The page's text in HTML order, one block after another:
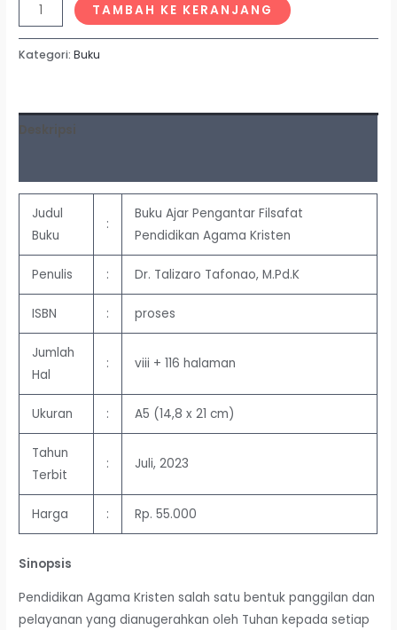
TAMBAH KE KERANJANG
Kategori:Buku
Deskripsi
Judul
Buku
:
Buku Ajar Pengantar Filsafat
Pendidikan Agama Kristen
Penulis : Dr. Talizaro Tafonao, M.Pd.K
ISBN : proses
Jumlah
Hal
: viii + 116 halaman
Ukuran : A5 (14,8 x 21 cm)
Tahun
Terbit
: Juli, 2023
Harga : Rp. 55.000
Sinopsis
Pendidikan Agama Kristen salah satu bentuk panggilan dan
pelayanan yang dianugerahkan oleh Tuhan kepada setiap